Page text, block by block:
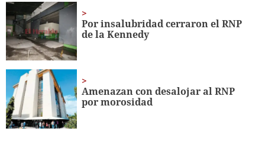
Por insalubridad cerraron el RNP
de la Kennedy
Amenazan con desalojar al RNP
por morosidad